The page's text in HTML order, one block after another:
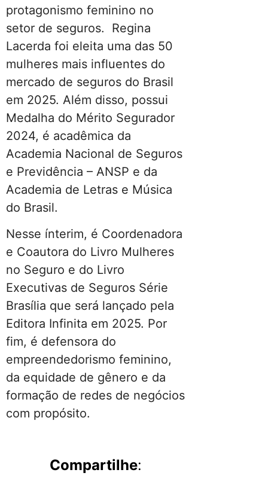
protagonismo feminino no
setor de seguros. Regina
Lacerda foi eleita uma das 50
mulheres mais influentes do
mercado de seguros do Brasil
em 2025. Além disso, possui
Medalha do Mérito Segurador
2024, é acadêmica da
Academia Nacional de Seguros
e Previdência – ANSP e da
Academia de Letras e Música
do Brasil.
Nesse ínterim, é Coordenadora
e Coautora do Livro Mulheres
no Seguro e do Livro
Executivas de Seguros Série
Brasília que será lançado pela
Editora Infinita em 2025. Por
fim, é defensora do
empreendedorismo feminino,
da equidade de gênero e da
formação de redes de negócios
com propósito.
Compartilhe: